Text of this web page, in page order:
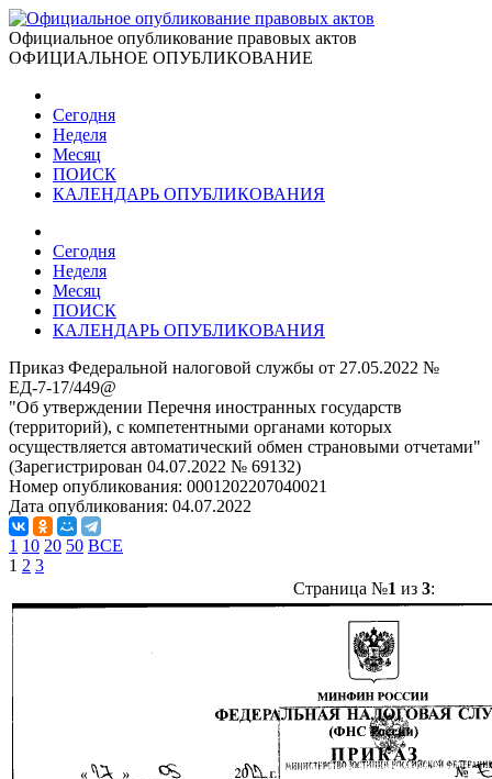
Официальное опубликование правовых актов
ОФИЦИАЛЬНОЕ ОПУБЛИКОВАНИЕ
Сегодня
Неделя
Месяц
ПОИСК
КАЛЕНДАРЬ ОПУБЛИКОВАНИЯ
Сегодня
Неделя
Месяц
ПОИСК
КАЛЕНДАРЬ ОПУБЛИКОВАНИЯ
Приказ Федеральной налоговой службы от 27.05.2022 №
ЕД-7-17/449@
"Об утверждении Перечня иностранных государств
(территорий), с компетентными органами которых
осуществляется автоматический обмен страновыми отчетами"
(Зарегистрирован 04.07.2022 № 69132)
Номер опубликования: 0001202207040021
Дата опубликования: 04.07.2022
1 10 20 50 ВСЕ
1 2 3
Страница №1 из 3: